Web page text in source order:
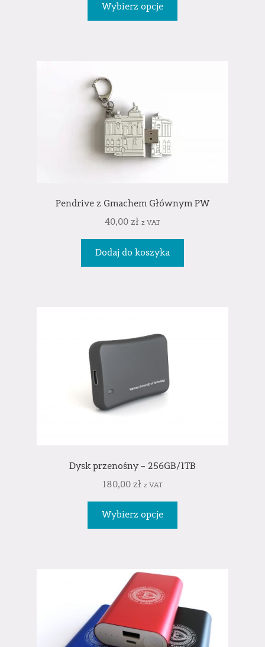
Wybierz opcje
Pendrive z Gmachem Głównym PW
40,00 zł z VAT
Dodaj do koszyka
Dysk przenośny – 256GB/1TB
180,00 zł z VAT
Wybierz opcje